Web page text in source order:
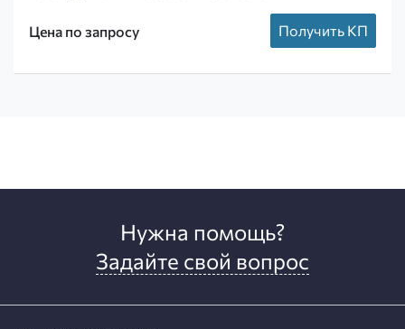
Цена по запросу Получить КП
Нужна помощь?
Задайте свой вопрос